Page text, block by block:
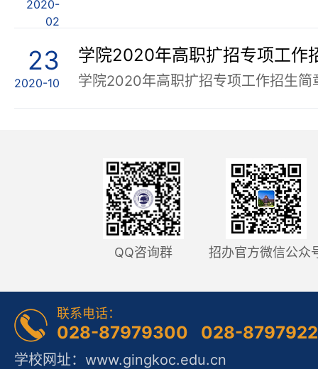
2020-
02
23
2020-10
学院2020年高职扩招专项工作
学院2020年高职扩招专项工作招生简
QQ咨询群 招办官方微信公众
联系电话：
028-87979300 028-
学校网址：www.gingkoc.edu.cn